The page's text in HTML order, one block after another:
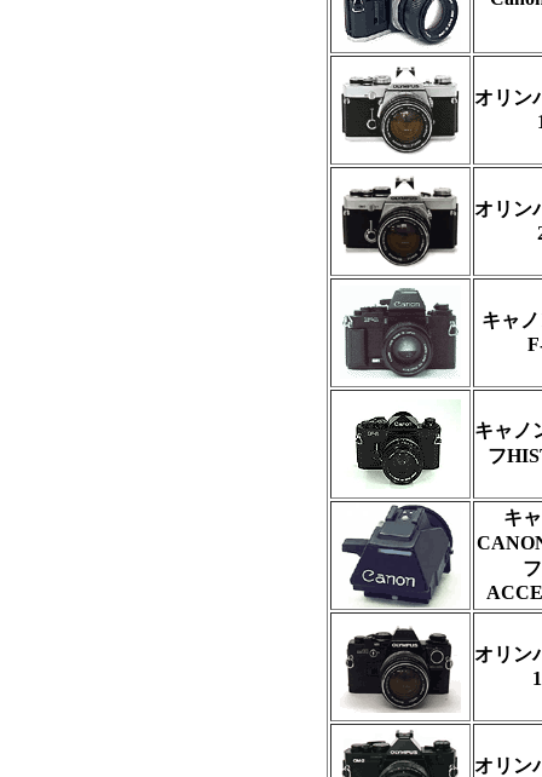
オリン
オリン
キャ
キャノ
フ
キ
オリン
オリン